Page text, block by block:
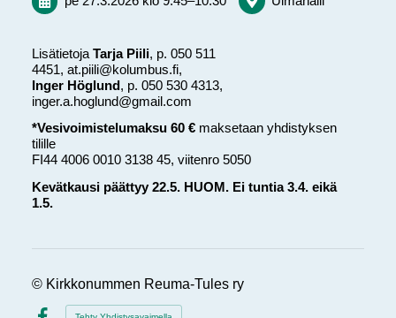
Lisätietoja Tarja Piili, p. 050 511
4451, at.piili@kolumbus.fi,
Inger Höglund , p. 050 530 4313,
inger.a.hoglund@gmail.com
*Vesivoimistelumaksu 60 €maksetaan yhdistyksen
tilille
FI44 4006 0010 3138 45, viitenro 5050
Kevätkausi päättyy 22.5. HUOM. Ei tuntia 3.4. eikä
1.5.
© Kirkkonummen Reuma-Tules ry